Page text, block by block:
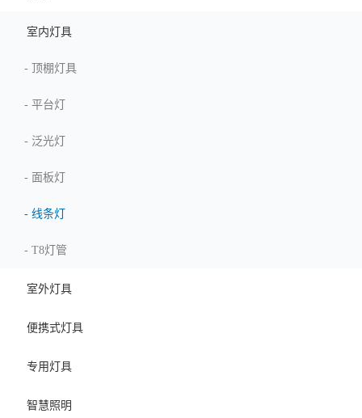
室内灯具
- 顶棚灯具
- 平台灯
- 泛光灯
- 面板灯
- 线条灯
- T8灯管
室外灯具
便携式灯具
专用灯具
智慧照明